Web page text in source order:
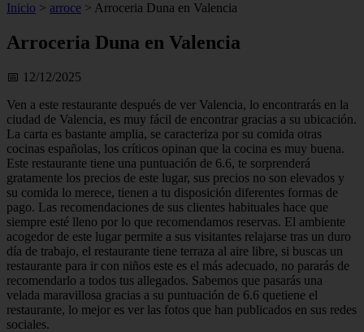
Inicio > arroce > Arroceria Duna en Valencia
Arroceria Duna en Valencia
📅 12/12/2025
Ven a este restaurante después de ver Valencia, lo encontrarás en la
ciudad de Valencia, es muy fácil de encontrar gracias a su ubicación.
La carta es bastante amplia, se caracteriza por su comida otras
cocinas españolas, los críticos opinan que la cocina es muy buena.
Este restaurante tiene una puntuación de 6.6, te sorprenderá
gratamente los precios de este lugar, sus precios no son elevados y
su comida lo merece, tienen a tu disposición diferentes formas de
pago. Las recomendaciones de sus clientes habituales hace que
siempre esté lleno por lo que recomendamos reservas. El ambiente
acogedor de este lugar permite a sus visitantes relajarse tras un duro
día de trabajo, el restaurante tiene terraza al aire libre, si buscas un
restaurante para ir con niños este es el más adecuado, no pararás de
recomendarlo a todos tus allegados. Sabemos que pasarás una
velada maravillosa gracias a su puntuación de 6.6 quetiene el
restaurante, lo mejor es ver las fotos que han publicados en sus redes
sociales.